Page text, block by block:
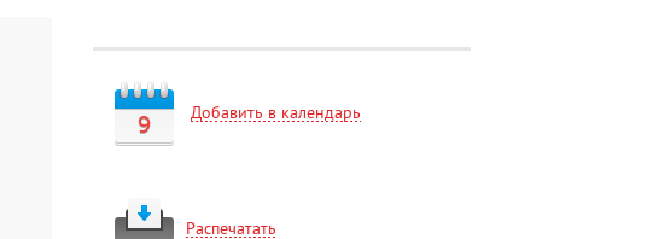
9 Добавить в календарь
Распечатать